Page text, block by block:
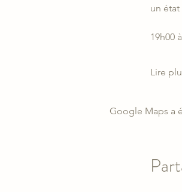
un état
19h00
Lire
Google Maps a